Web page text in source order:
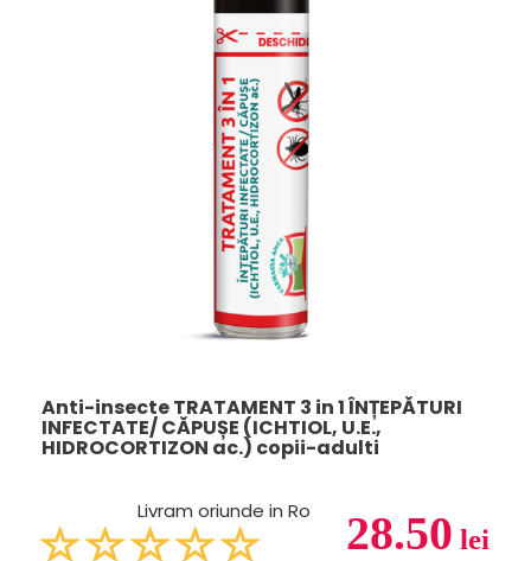
Anti-insecte TRATAMENT 3 in 1 ÎNȚEPĂTURI
INFECTATE/ CĂPUȘE (ICHTIOL, U.E.,
HIDROCORTIZON ac.) copii-adulti
28.50 lei
Livram oriunde in Ro